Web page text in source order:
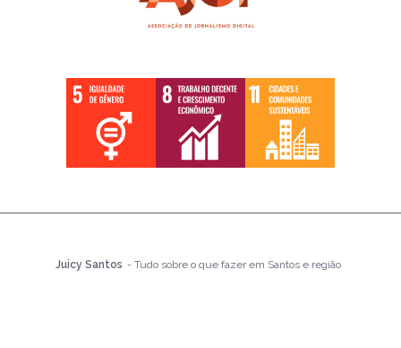
Juicy Santos - Tudo sobre o que fazer em Santos e região